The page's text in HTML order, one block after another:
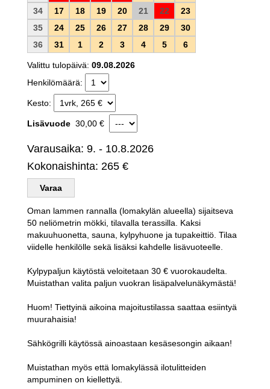
34
17 18 19 20 21 22
23
35
24 25 26 27 28 29
30
36
31 1 2 3 4 5 6
Valittu tulopäivä: 09.08.2026
Henkilömäärä:
Kesto:
Lisävuode 30,00 €
Varausaika: 9. - 10.8.2026
Kokonaishinta: 265 €
Oman lammen rannalla (lomakylän alueella) sijaitseva
50 neliömetrin mökki, tilavalla terassilla. Kaksi
makuuhuonetta, sauna, kylpyhuone ja tupakeittiö. Tilaa
viidelle henkilölle sekä lisäksi kahdelle lisävuoteelle.
Kylpypaljun käytöstä veloitetaan 30 € vuorokaudelta.
Muistathan valita paljun vuokran lisäpalvelunäkymästä!
Huom! Tiettyinä aikoina majoitustilassa saattaa esiintyä
muurahaisia!
Sähkögrilli käytössä ainoastaan kesäsesongin aikaan!
Muistathan myös että lomakylässä ilotulitteiden
ampuminen on kiellettyä.